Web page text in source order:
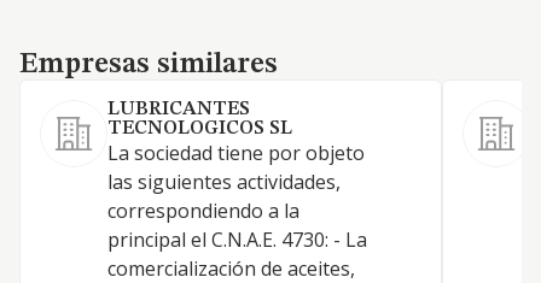
Empresas similares
Empresas similares
LUBRICANTES
TECNOLOGICOS SL
La sociedad tiene por objeto
las siguientes actividades,
correspondiendo a la
principal el C.N.A.E. 4730: - La
comercialización de aceites,